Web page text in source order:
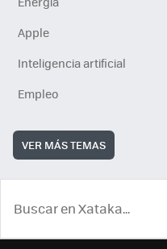
Apple
Inteligencia artificial
Empleo
VER MÁS TEMAS